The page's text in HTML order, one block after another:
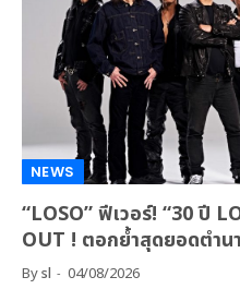
NEWS
“LOSO” ฟีเวอร์! “30 ปี
OUT ! ตอกย้ำสุดยอดตำน
Bysl 04/08/2026